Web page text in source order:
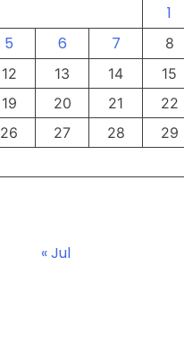
1
5 6 7 8
12 13 14 15
19 20 21 22
26 27 28 29
« Jul